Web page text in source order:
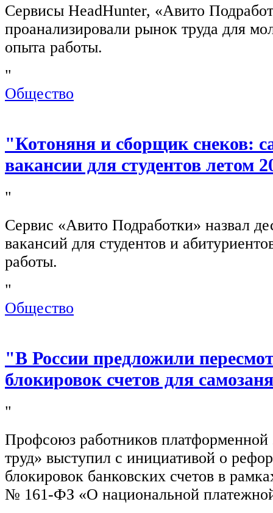
Сервисы HeadHunter, «Авито
проанализировали рынок труда для
опыта работы.
"
Общество
"Котоняня и сборщик снеков:
вакансии для студентов летом
"
Сервис «Авито Подработки» назвал
вакансий для студентов и
работы.
"
Общество
"В России предложили
блокировок счетов для
"
Профсоюз работников
труд» выступил с инициативой о
блокировок банковских счетов в
№ 161-ФЗ «О национальной